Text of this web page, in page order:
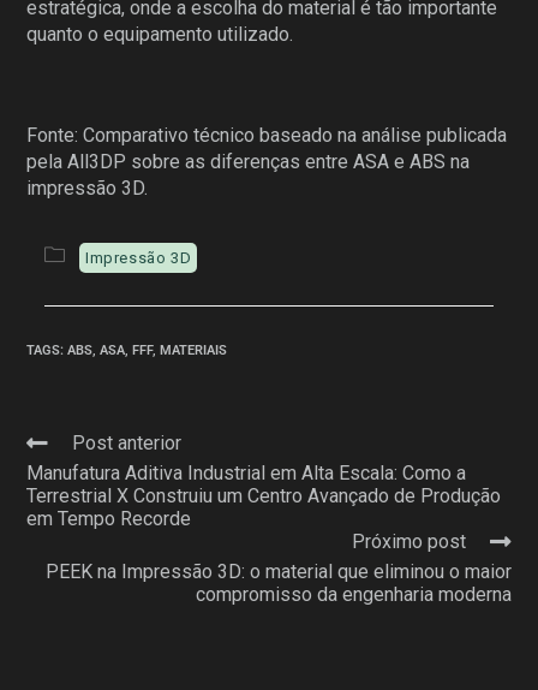
estratégica, onde a escolha do material é tão importante
quanto o equipamento utilizado.
Fonte: Comparativo técnico baseado na análise publicada
pela All3DP sobre as diferenças entre ASA e ABS na
impressão 3D.
Impressão 3D
TAGS:ABS, ASA, FFF, MATERIAIS
Post anterior
Manufatura Aditiva Industrial em Alta Escala: Como a
Terrestrial X Construiu um Centro Avançado de Produção
em Tempo Recorde
Próximo post
PEEK na Impressão 3D: o material que eliminou o maior
compromisso da engenharia moderna